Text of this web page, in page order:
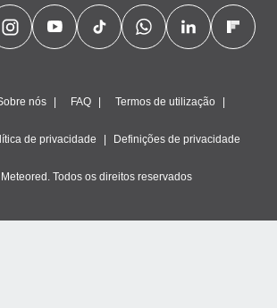
nós FAQ Termos de utilização
de privacidade Definições de privacidade
Todos os direitos reservados